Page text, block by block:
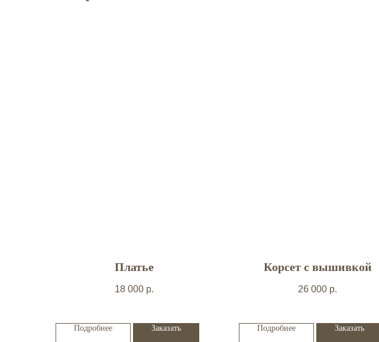
Платье
18 000 р.
Подробнее Заказать
Корсет с вышивкой
26 000 р.
Подробнее Заказать